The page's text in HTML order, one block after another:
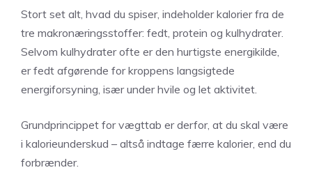
Stort set alt, hvad du spiser, indeholder kalorier fra de
tre makronæringsstoffer: fedt, protein og kulhydrater.
Selvom kulhydrater ofte er den hurtigste energikilde,
er fedt afgørende for kroppens langsigtede
energiforsyning, især under hvile og let aktivitet.
Grundprincippet for vægttab er derfor, at du skal være
i kalorieunderskud – altså indtage færre kalorier, end du
forbrænder.